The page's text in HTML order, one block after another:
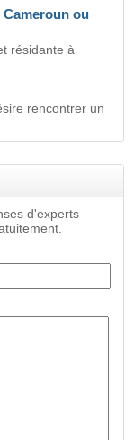
ou
résidante à
rencontrer un
d'experts